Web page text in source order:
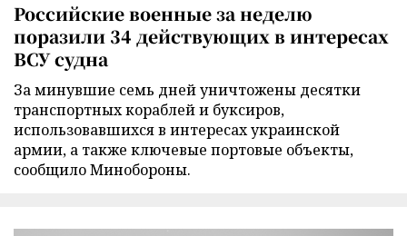
Российские военные за неделю
поразили 34 действующих в интересах
ВСУ судна
За минувшие семь дней уничтожены десятки
транспортных кораблей и буксиров,
использовавшихся в интересах украинской
армии, а также ключевые портовые объекты,
сообщило Минобороны.